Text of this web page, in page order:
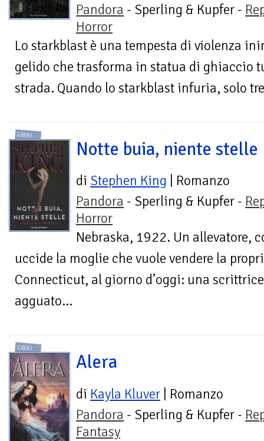
Pandora - Sperling & Kupfer -
Horror
Lo starkblast è una tempesta di violenza
gelido che trasforma in statua di ghiaccio
strada. Quando lo starkblast infuria, solo
LIBRI
Notte buia, niente stelle
di Stephen King | Romanzo
Pandora - Sperling & Kupfer -
Horror
Nebraska, 1922. Un allevatore,
uccide la moglie che vuole vendere la
Connecticut, al giorno d’oggi: una
agguato...
LIBRI
Alera
di Kayla Kluver | Romanzo
Pandora - Sperling & Kupfer -
Fantasy